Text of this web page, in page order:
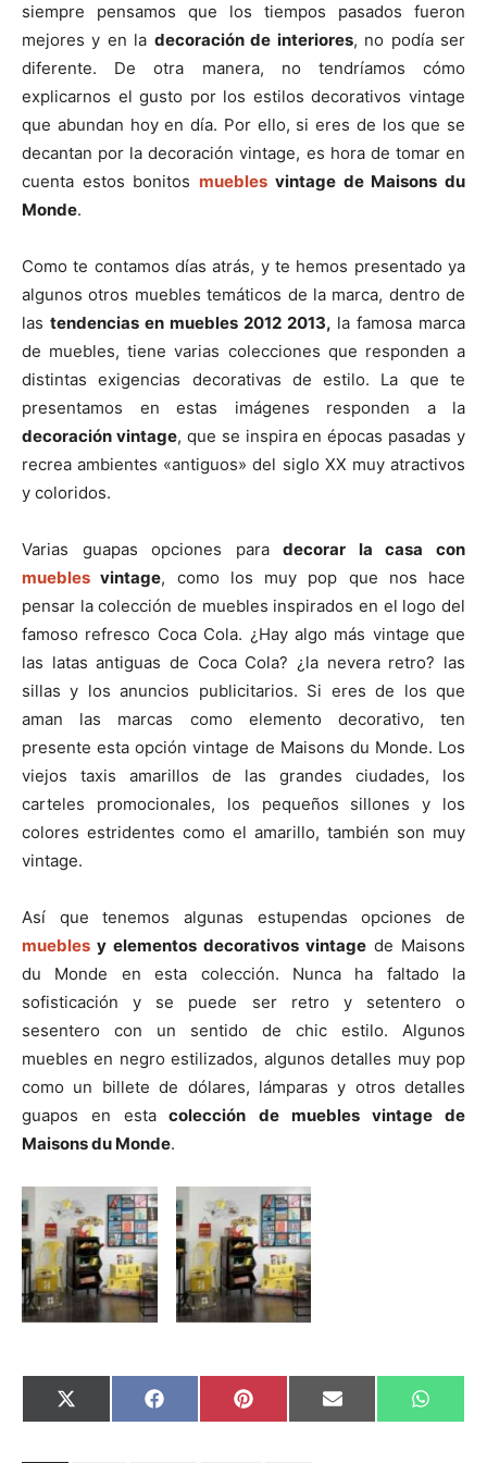
siempre pensamos que los tiempos pasados fueron
mejores y en la decoración de interiores, no podía ser
diferente. De otra manera, no tendríamos cómo
explicarnos el gusto por los estilos decorativos vintage
que abundan hoy en día. Por ello, si eres de los que se
decantan por la decoración vintage, es hora de tomar en
cuenta estos bonitos muebles vintage de Maisons du
Monde.
Como te contamos días atrás, y te hemos presentado ya
algunos otros muebles temáticos de la marca, dentro de
las tendencias en muebles 2012 2013, la famosa marca
de muebles, tiene varias colecciones que responden a
distintas exigencias decorativas de estilo. La que te
presentamos en estas imágenes responden a la
decoración vintage, que se inspira en épocas pasadas y
recrea ambientes «antiguos» del siglo XX muy atractivos
y coloridos.
Varias guapas opciones paradecorar la casa con
muebles vintage, como los muy pop que nos hace
pensar la colección de muebles inspirados en el logo del
famoso refresco Coca Cola. ¿Hay algo más vintage que
las latas antiguas de Coca Cola? ¿la nevera retro? las
sillas y los anuncios publicitarios. Si eres de los que
aman las marcas como elemento decorativo, ten
presente esta opción vintage de Maisons du Monde. Los
viejos taxis amarillos de las grandes ciudades, los
carteles promocionales, los pequeños sillones y los
colores estridentes como el amarillo, también son muy
vintage.
Así que tenemos algunas estupendas opciones de
muebles y elementos decorativos vintage de Maisons
du Monde en esta colección. Nunca ha faltado la
sofisticación y se puede ser retro y setentero o
sesentero con un sentido de chic estilo. Algunos
muebles en negro estilizados, algunos detalles muy pop
como un billete de dólares, lámparas y otros detalles
guapos en esta colección de muebles vintage de
Maisons du Monde.
C
o
X
(
C
o
F
a
C
o
P
i
C
o
E
m
C
o
W
h